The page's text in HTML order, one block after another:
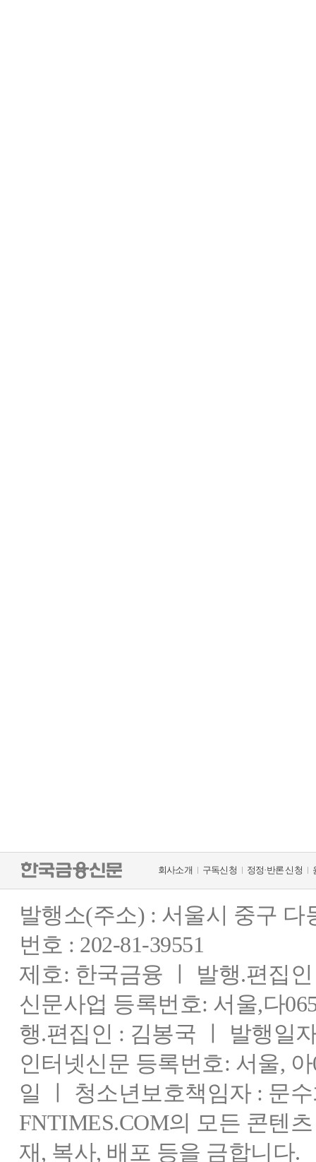
회사소개 구독신청 정정·반론 신청
발행소(주소) : 서울시 중구
번호 : 202-81-39551
제호: 한국금융 ㅣ 발행.편집
신문사업 등록번호: 서울,다
행.편집인 : 김봉국 ㅣ 발행일
인터넷신문 등록번호: 서울,
일 ㅣ 청소년보호책임자 : 문
FNTIMES.COM의 모든 콘텐
재, 복사, 배포 등을 금합니다.